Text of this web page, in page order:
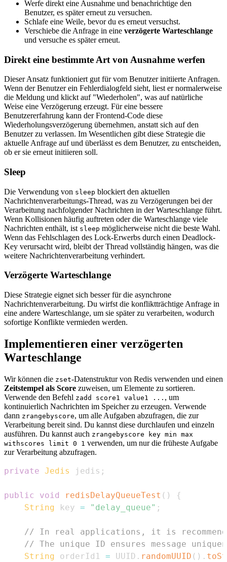
Werfe direkt eine Ausnahme und benachrichtige den
Benutzer, es später erneut zu versuchen.
Schlafe eine Weile, bevor du es erneut versuchst.
Verschiebe die Anfrage in eine verzögerte Warteschlange
und versuche es später erneut.
Direkt eine bestimmte Art von Ausnahme werfen
Dieser Ansatz funktioniert gut für vom Benutzer initiierte Anfragen.
Wenn der Benutzer ein Fehlerdialogfeld sieht, liest er normalerweise
die Meldung und klickt auf "Wiederholen", was auf natürliche
Weise eine Verzögerung erzeugt. Für eine bessere
Benutzererfahrung kann der Frontend-Code diese
Wiederholungsverzögerung übernehmen, anstatt sich auf den
Benutzer zu verlassen. Im Wesentlichen gibt diese Strategie die
aktuelle Anfrage auf und überlässt es dem Benutzer, zu entscheiden,
ob er sie erneut initiieren soll.
Sleep
Die Verwendung von sleep blockiert den aktuellen
Nachrichtenverarbeitungs-Thread, was zu Verzögerungen bei der
Verarbeitung nachfolgender Nachrichten in der Warteschlange führt.
Wenn Kollisionen häufig auftreten oder die Warteschlange viele
Nachrichten enthält, ist sleep möglicherweise nicht die beste Wahl.
Wenn das Fehlschlagen des Lock-Erwerbs durch einen Deadlock-
Key verursacht wird, bleibt der Thread vollständig hängen, was die
weitere Nachrichtenverarbeitung verhindert.
Verzögerte Warteschlange
Diese Strategie eignet sich besser für die asynchrone
Nachrichtenverarbeitung. Du wirfst die konfliktträchtige Anfrage in
eine andere Warteschlange, um sie später zu verarbeiten, wodurch
sofortige Konflikte vermieden werden.
Implementieren einer verzögerten
Warteschlange
Wir können die zset-Datenstruktur von Redis verwenden und einen
Zeitstempel als Score zuweisen, um Elemente zu sortieren.
Verwende den Befehl zadd score1 value1 ... , um
kontinuierlich Nachrichten im Speicher zu erzeugen. Verwende
dann zrangebyscore, um alle Aufgaben abzufragen, die zur
Verarbeitung bereit sind. Du kannst diese durchlaufen und einzeln
ausführen. Du kannst auch zrangebyscore key min max
withscores limit 0 1 verwenden, um nur die früheste Aufgabe
zur Verarbeitung abzufragen.
private Jedis jedis ;
public void redisDelayQueueTest ( )
{
String key = "delay_queue" ;
// In real applications, it is
// The unique ID ensures message
String orderId1 = UUID . randomUUID ( ) .